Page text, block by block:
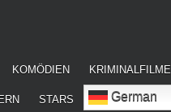
KOMÖDIEN KRIMINALFILME
STARS German